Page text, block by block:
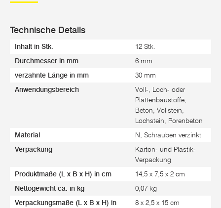
Technische Details
Inhalt in Stk. 12 Stk.
Durchmesser in mm 6 mm
verzahnte Länge in mm 30 mm
Anwendungsbereich
Voll-, Loch- oder
Plattenbaustoffe,
Beton, Vollstein,
Lochstein, Porenbeton
Material N, Schrauben verzinkt
Verpackung
Karton- und Plastik-
Verpackung
Produktmaße (L x B x H) in cm 14,5 x 7,5 x 2 cm
Nettogewicht ca. in kg 0,07 kg
Verpackungsmaße (L x B x H) in
8 x 2,5 x 15 cm